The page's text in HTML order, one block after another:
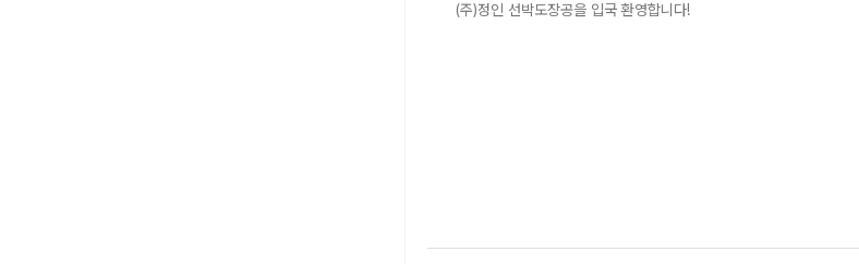
(주)정인 선박도장공을 입국 환영합니다!